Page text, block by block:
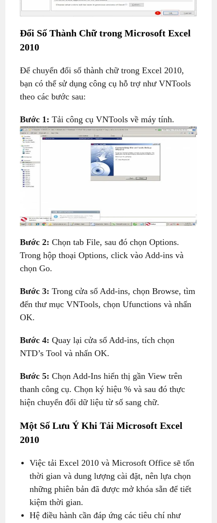
Đổi Số Thành Chữtrong Microsoft Excel
2010
Để chuyển đổi số thành chữ trong Excel 2010,
bạn có thể sử dụng công cụ hỗ trợ như VNTools
theo các bước sau:
Bước 1: Tải công cụ VNTools về máy tính.
Bước 2: Chọn tab File, sau đó chọn Options.
Trong hộp thoại Options, click vào Add-ins và
chọn Go.
Bước 3: Trong cửa sổ Add-ins, chọn Browse, tìm
đến thư mục VNTools, chọn Ufunctions và nhấn
OK.
Bước 4: Quay lại cửa sổ Add-ins, tích chọn
NTD’s Tool và nhấn OK.
Bước 5: Chọn Add-Ins hiển thị gần View trên
thanh công cụ. Chọn ký hiệu % và sau đó thực
hiện chuyển đổi dữ liệu từ số sang chữ.
Một Số Lưu Ý Khi TảiMicrosoft Excel
2010
Việc tải Excel 2010 và Microsoft Office sẽ tốn
thời gian và dung lượng cài đặt, nên lựa chọn
những phiên bản đã được mở khóa sẵn để tiết
kiệm thời gian.
Hệ điều hành cần đáp ứng các tiêu chí như